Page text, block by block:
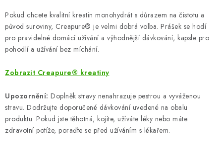
Pokud chcete kvalitní kreatin monohydrát s důrazem na čistotu a
původ suroviny, Creapure® je velmi dobrá volba. Prášek se hodí
pro pravidelné domácí užívání a výhodnější dávkování, kapsle pro
pohodlí a užívání bez míchání.
Zobrazit Creapure® kreatiny
Upozornění: Doplněk stravy nenahrazuje pestrou a vyváženou
stravu. Dodržujte doporučené dávkování uvedené na obalu
produktu. Pokud jste těhotná, kojíte, užíváte léky nebo máte
zdravotní potíže, poraďte se před užíváním s lékařem.